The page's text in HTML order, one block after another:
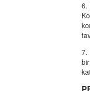
6.
7.